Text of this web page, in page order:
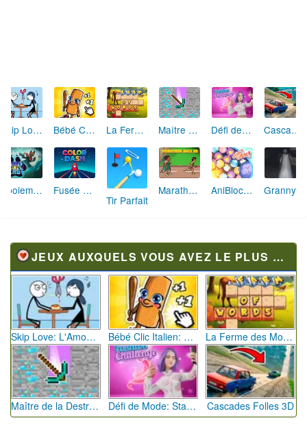
Skip Love: L'Amour en Péril Bébé Clic Italien: La Folie des Petits Bambins La Ferme des Mots - Cultivez votre Vocabulaire Maître de la Destruction: Fusion de Pioches Défi de Mode: Star du Podium Cascades Folles 3D
Aboiement Stellaire : Aventure Canine Fusée Chromatique: La Course des Couleurs
Tir Parfait
Marathon Champion io AniBlocos: Connecte les Animaux Mignons!
JEUX AUXQUELS VOUS AVEZ LE PLUS JOUÉ
Skip Love: L'Amour en Péril Bébé Clic Italien: La Folie des Petits Bambins La Ferme des Mots - Cultivez votre Vocabulaire
Maître de la Destruction: Fusion de Pioches Défi de Mode: Star du Podium Cascades Folles 3D